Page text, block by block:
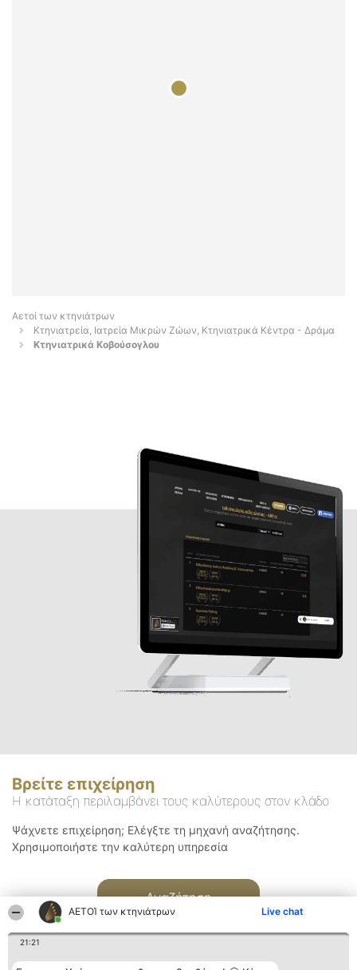
ΑΕΤΟΊ των κτηνιάτρων Live chat
21:21
Αετοί των κτηνιάτρων
Κτηνιατρεία, Ιατρεία Μικρών Ζώων, Κτηνιατρικά Κέντρα - Δράμα
Κτηνιατρικά Κοβούσογλου
Βρείτε επιχείρηση
Η κατάταξη περιλαμβάνει τους καλύτερους στον κλάδο
Ψάχνετε επιχείρηση; Ελέγξτε τη μηχανή αναζήτησης.
Χρησιμοποιήστε την καλύτερη υπηρεσία
Αναζήτηση